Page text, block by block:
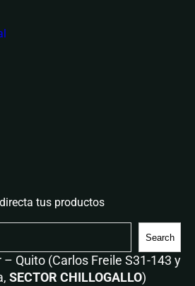
tus productos
Search
– Quito (Carlos Freile S31-143 y
SECTOR CHILLOGALLO)